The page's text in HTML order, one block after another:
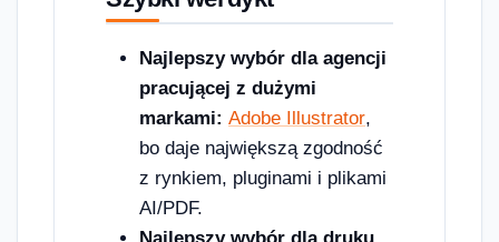
Najlepszy wybór dla agencji
pracującej z dużymi
markami: Adobe Illustrator,
bo daje największą zgodność
z rynkiem, pluginami i plikami
AI/PDF.